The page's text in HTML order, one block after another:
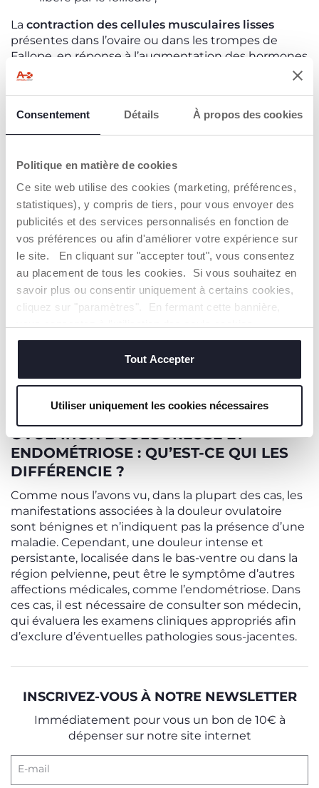
Consentement Détails À propos des cookies
Politique en matière de cookies
Ce site web utilise des cookies (marketing, préférences,
statistiques), y compris de tiers, pour vous envoyer des
publicités et des services personnalisés en fonction de
vos préférences ou afin d'améliorer votre expérience sur
le site. En cliquant sur "accepter tout", vous consentez
au placement de tous les cookies. Si vous souhaitez en
savoir plus ou consentir uniquement à certains cookies,
cliquez sur "paramètres". En fermant cette bannière,
techniques, qui sont essentiels au service demandé.
Tout Accepter
Utiliser uniquement les cookies nécessaires
La contraction des cellules musculaires lisses
présentes dans l’ovaire ou dans les trompes de
Fallope, en réponse à l’augmentation des hormones
LH et des prostaglandines.
REMÈDES POUR L’OVULATION
spontanément en 24 à 48 heures
donc pas de traitement spécifique. En cas de
symptômes prolongés ou intenses, il est possible
d’utiliser des antalgiques. Quelques remèdes
simples permettent également de soulager les
symptômes, comme l’application d’une bouillotte
sur l’abdomen : la chaleur augmente la circulation
sanguine, détend les muscles contractés et soulage
les crampes.
Si, en revanche, ladouleur devient chroniqueet
médecin peut prescrire des
contraceptifs oraux, des médicaments qui
OVULATION DOULOUREUSE ET
ENDOMÉTRIOSE : QU’EST-CE QUI LES
DIFFÉRENCIE ?
Comme nous l’avons vu, dans la plupart des cas, les
manifestations associées à la douleur ovulatoire
sont bénignes et n’indiquent pas la présence d’une
maladie. Cependant, une douleur intense et
persistante, localisée dans le bas-ventre ou dans la
région pelvienne, peut être le symptôme d’autres
affections médicales, comme l’endométriose. Dans
ces cas, il est nécessaire de consulter son médecin,
qui évaluera les examens cliniques appropriés afin
d’exclure d’éventuelles pathologies sous-jacentes.
INSCRIVEZ-VOUS À NOTRE NEWSLETTER
Immédiatement pour vous un bon de 10€ à
dépenser sur notre site internet
E-mail